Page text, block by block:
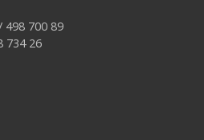
498 700 89
734 26